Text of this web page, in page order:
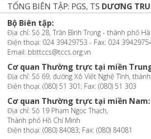
TỔNG BIÊN TẬP: PGS, TS DƯƠNG
Bộ Biên tập:
Địa chỉ: Số 28, Trần Bình Trọng - thành phố
Điện thoại: 024 39429753 - Fax: 024
Email: bbttccs@tccs.org.vn
Cơ quan Thường trực tại miền
Địa chỉ: Số 69, đường Xô Viết Nghệ Tĩnh,
Điện thoại: (080) 51 301; Fax: (080) 51 303
Cơ quan Thường trực tại miền Nam:
Địa chỉ: Số 19 Phạm Ngọc Thạch,
Thành phố Hồ Chí Minh
Điện thoại: (080) 84083; Fax: (080) 84081